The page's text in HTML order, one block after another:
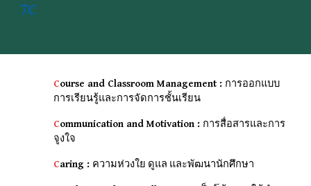
7C
Course and Classroom Management : การออกแบบ
การเรียนรู้และการจัดการชั้นเรียน
Communication and Motivation : การสื่อสารและการ
จูงใจ
Caring : ความห่วงใย ดูแล และพัฒนานักศึกษา